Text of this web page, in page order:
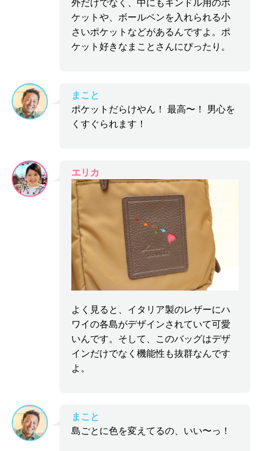
外だけでなく、中にもキンドル用のポ
ケットや、ボールペンを入れられる小
さいポケットなどがあるんですよ。ポ
ケット好きなまことさんにぴったり。
まこと
ポケットだらけやん！ 最高〜！ 男心を
くすぐられます！
エリカ
よく見ると、イタリア製のレザーにハ
ワイの各島がデザインされていて可愛
いんです。そして、このバッグはデザ
インだけでなく機能性も抜群なんです
よ。
まこと
島ごとに色を変えてるの、いい〜っ！